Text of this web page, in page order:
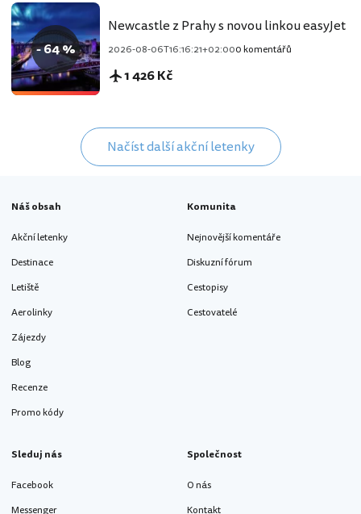
- 64 %
Newcastle z Prahy s novou linkou easyJet
2026-08-06T16:16:21+02:000 komentářů
1 426 Kč
Načíst další akční letenky
Náš obsah
Akční letenky
Destinace
Letiště
Aerolinky
Zájezdy
Blog
Recenze
Promo kódy
Komunita
Nejnovější komentáře
Diskuzní fórum
Cestopisy
Cestovatelé
Sleduj nás
Facebook
Messenger
Společnost
O nás
Kontakt